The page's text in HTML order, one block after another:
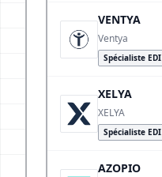
VENTYA
Ventya
Spécialiste EDI
XELYA
XELYA
Spécialiste EDI
AZOPIO